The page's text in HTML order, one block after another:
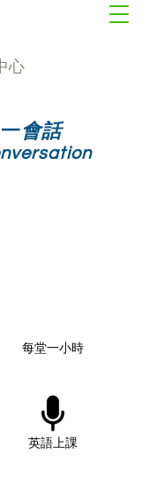
心
會話
每堂一小時
英語上課